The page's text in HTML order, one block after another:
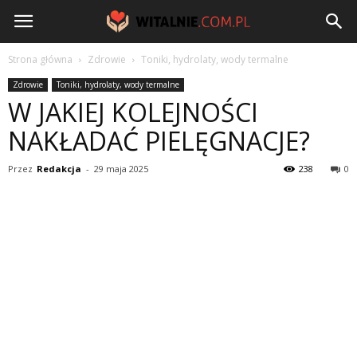
Witalnie.com.pl
Strona główna Zdrowie Toniki, hydrolaty, wody termalne
Zdrowie Toniki, hydrolaty, wody termalne
W JAKIEJ KOLEJNOŚCI
NAKŁADAĆ PIELĘGNACJE?
Przez Redakcja - 29 maja 2025 0
238